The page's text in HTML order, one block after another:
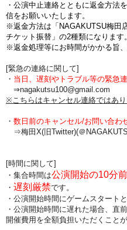
・公演中止連絡とともに返金方法
信をお願いいたします。
※返金方法は「NAGAKUTSU梅田
チケット振替」の2種類になります。
※返金処理等にお時間がかかる旨、
[緊急の連絡に関して]
・ 当日、遅刻やトラブル等の緊急
⇒nagakutsu100@gmail.com
※こちらはキャンセル連絡ではあり
・ 数日前のキャンセル/お問い合わ
⇒梅田X(旧Twitter)(＠
[時間に関して]
・集合時間は公演開始の10分前
・ 遅刻厳禁です。
・公演開始時間にゲームスタート
・公演開始時間に遅れた場合、直
開催費用を全額負担いただくこと